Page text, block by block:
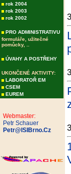
rok 2004
rok 2003
rok 2002
PRO ADMINISTRATIVU
formuláře, užitečné
pomůcky, ..
ÚVAHY A POSTŘEHY
UKONČENÉ AKTIVITY:
LABORATOŘ EM
CSEM
EUREM
Webmaster:
Petr Schauer
Petr@ISIBrno.Cz